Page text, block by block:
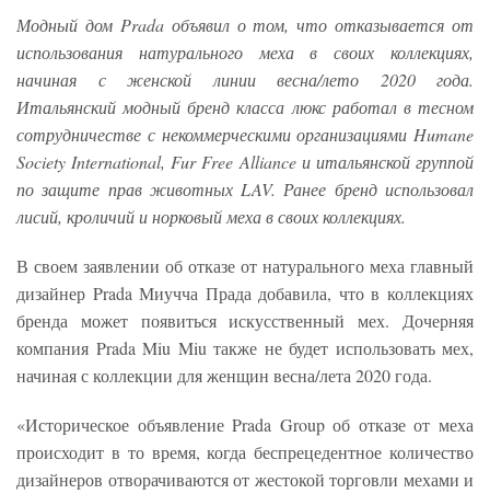
Модный дом Prada объявил о том, что отказывается от
использования натурального меха в своих коллекциях,
начиная с женской линии весна/лето 2020 года.
Итальянский модный бренд класса люкс работал в тесном
сотрудничестве с некоммерческими организациями Humane
Society International, Fur Free Alliance и итальянской группой
по защите прав животных LAV. Ранее бренд использовал
лисий, кроличий и норковый меха в своих коллекциях.
В своем заявлении об отказе от натурального меха главный
дизайнер Prada Миучча Прада добавила, что в коллекциях
бренда может появиться искусственный мех. Дочерняя
компания Prada Miu Miu также не будет использовать мех,
начиная с коллекции для женщин весна/лета 2020 года.
«Историческое объявление Prada Group об отказе от меха
происходит в то время, когда беспрецедентное количество
дизайнеров отворачиваются от жестокой торговли мехами и